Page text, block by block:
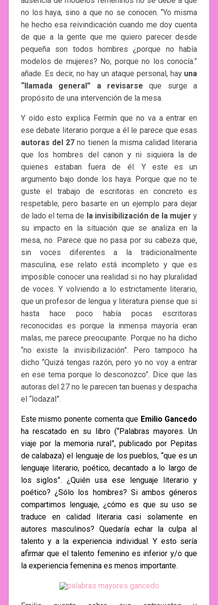
no los haya, sino a que no se conocen. “Yo misma
he hecho esa reivindicación cuando me doy cuenta
de que a la gente que me quiero parecer desde
pequeña son todos hombres ¿porque no había
modelos de mujeres? No, porque no los conocía.”
añade. Es decir, no hay un ataque personal, hay una
“llamada general” a revisarse que surge a
propósito de una intervención de la mesa.
Y oído esto explica Fermín que no va a entrar en
ese debate literario porque a él le parece que esas
autoras del 27 no tienen la misma calidad literaria
que los hombres del canon y ni siquiera la de
quienes estaban fuera de él. Y este es un
argumento bajo donde los haya. Porque que no te
guste el trabajo de escritoras en concreto es
respetable, pero basarte en un ejemplo para dejar
de lado el tema de la invisibilización de la mujer y
su impacto en la situación que se analiza en la
mesa, no. Parece que no pasa por su cabeza que,
sin voces diferentes a la tradicionalmente
masculina, ese relato está incompleto y que es
imposible conocer una realidad si no hay pluralidad
de voces. Y volviendo a lo estrictamente literario,
que un profesor de lengua y literatura piense que si
hasta hace poco había pocas escritoras
reconocidas es porque la inmensa mayoría eran
malas, me parece preocupante. Porque no ha dicho
“no existe la invisibilización”. Pero tampoco ha
dicho “Quizá tengas razón, pero yo no voy a entrar
en ese tema porque lo desconozco”. Dice que las
autoras del 27 no le parecen tan buenas y despacha
el “lodazal”.
Este mismo ponente comenta que Emilio Gancedo
ha rescatado en su libro (“Palabras mayores. Un
viaje por la memoria rural”, publicado por Pepitas
de calabaza) el lenguaje de los pueblos, “que es un
lenguaje literario, poético, decantado a lo largo de
los siglos”. ¿Quién usa ese lenguaje literario y
poético? ¿Sólo los hombres? Si ambos géneros
compartimos lenguaje, ¿cómo es que su uso se
traduce en calidad literaria casi solamente en
autores masculinos? Quedaría echar la culpa al
talento y a la experiencia individual. Y esto sería
afirmar que el talento femenino es inferior y/o que
la experiencia femenina es menos importante.